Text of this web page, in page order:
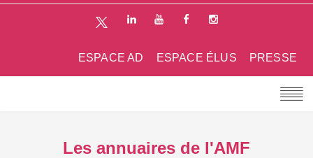
PRESSE
ESPACE ÉLUS
ESPACE AD
Les annuaires de l'AMF